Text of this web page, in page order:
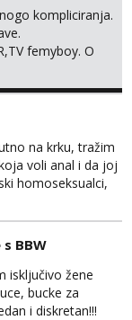
kompliciranja.
femyboy. O
možemo
na krku, tražim
voli anal i da joj
homoseksualci,
zanimate me. Bilo
ili
bonovi) ne
porukom na
BBW
isključivo žene
bucke za
i diskretan!!!